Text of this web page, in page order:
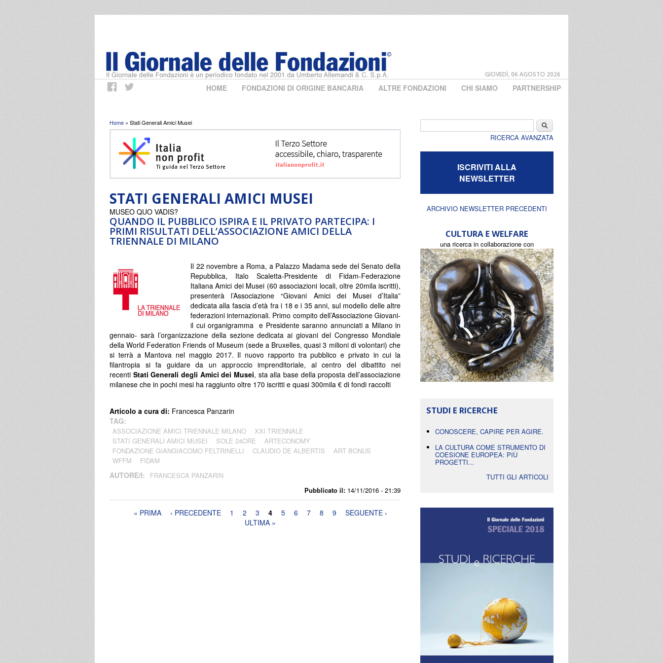
GIOVEDÌ, 06 AGOSTO 2026
HOME FONDAZIONI DI ORIGINE BANCARIA ALTRE FONDAZIONI CHI SIAMO PARTNERSHIP
Tu sei qui
Home » Stati Generali Amici Musei
STATI GENERALI AMICI MUSEI
QUANDO IL PUBBLICO ISPIRA E IL PRIVATO PARTECIPA: I
PRIMI RISULTATI DELL’ASSOCIAZIONE AMICI DELLA
TRIENNALE DI MILANO
Pubblicato il: 14/11/2016 - 21:39
MUSEO QUO VADIS?
Il 22 novembre a Roma, a Palazzo Madama sede del Senato della
Repubblica, Italo Scaletta-Presidente di Fidam-Federazione
Italiana Amici dei Musei (60 associazioni locali, oltre 20mila iscritti),
presenterà l’Associazione “Giovani Amici dei Musei d’Italia”
dedicata alla fascia d’età fra i 18 e i 35 anni, sul modello delle altre
federazioni internazionali. Primo compito dell’Associazione Giovani-
il cui organigramma e Presidente saranno annunciati a Milano in
gennaio- sarà l’organizzazione della sezione dedicata ai giovani del Congresso Mondiale
della World Federation Friends of Museum (sede a Bruxelles, quasi 3 milioni di volontari) che
si terrà a Mantova nel maggio 2017. Il nuovo rapporto tra pubblico e privato in cui la
filantropia si fa guidare da un approccio imprenditoriale, al centro del dibattito nei
recenti Stati Generali degli Amici dei Musei, sta alla base della proposta dell’associazione
milanese che in pochi mesi ha raggiunto oltre 170 iscritti e quasi 300mila € di fondi raccolti
Articolo a cura di: Francesca Panzarin
TAG:
ASSOCIAZIONE AMICI TRIENNALE MILANO
XXI TRIENNALE
STATI GENERALI AMICI MUSEI
SOLE 24ORE
ARTECONOMY
FONDAZIONE GIANGIACOMO FELTRINELLI
CLAUDIO DE ALBERTIS
ART BONUS
WFFM
FIDAM
AUTORE/I: FRANCESCA PANZARIN
Pagine« PRIMA ‹ PRECEDENTE 1 2 3 4 5 6 7 8 9
SEGUENTE ›
ULTIMA »
Cerca
RICERCA AVANZATA
ISCRIVITI ALLA
NEWSLETTER
ARCHIVIO NEWSLETTER PRECEDENTI
CULTURA E WELFARE
una ricerca in collaborazione con
STUDI E RICERCHE
CONOSCERE, CAPIRE PER AGIRE.
LA CULTURA COME STRUMENTO DI
COESIONE EUROPEA: PIÙ
PROGETTI...
TUTTI GLI ARTICOLI